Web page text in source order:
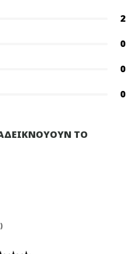
2
0
0
0
ΤΟ